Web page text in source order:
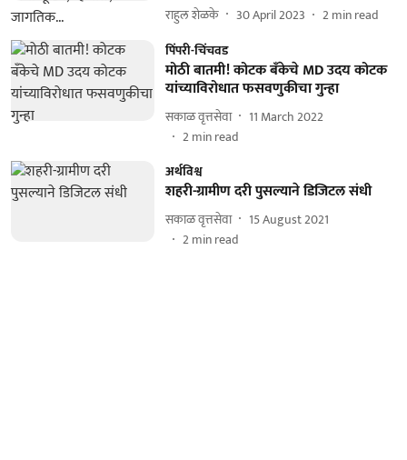
राहुल शेळके 30 April 2023 2min read
पिंपरी-चिंचवड
मोठी बातमी! कोटक बॅंकेचे MD उदय कोटक
यांच्याविरोधात फसवणुकीचा गुन्हा
सकाळ वृत्तसेवा
11 March 2022
2min read
अर्थविश्व
शहरी-ग्रामीण दरी पुसल्याने डिजिटल संधी
सकाळ वृत्तसेवा
15 August 2021
2min read